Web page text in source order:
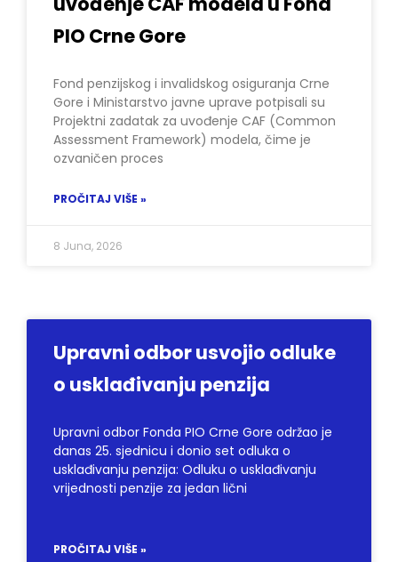
PIO Crne Gore
Fond penzijskog i invalidskog osiguranja Crne
Gore i Ministarstvo javne uprave potpisali su
Projektni zadatak za uvođenje CAF (Common
Assessment Framework) modela, čime je
ozvaničen proces
PROČITAJ VIŠE »
8 Juna, 2026
Upravni odbor usvojio odluke
o usklađivanju penzija
Upravni odbor Fonda PIO Crne Gore održao je
danas 25. sjednicu i donio set odluka o
usklađivanju penzija: Odluku o usklađivanju
vrijednosti penzije za jedan lični
PROČITAJ VIŠE »